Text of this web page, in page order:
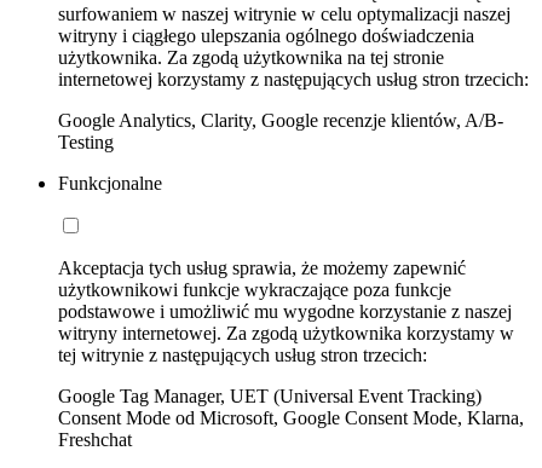
surfowaniem w naszej witrynie w celu optymalizacji naszej
witryny i ciągłego ulepszania ogólnego doświadczenia
użytkownika. Za zgodą użytkownika na tej stronie
internetowej korzystamy z następujących usług stron trzecich:
Google Analytics, Clarity, Google recenzje klientów, A/B-
Testing
Funkcjonalne
Akceptacja tych usług sprawia, że możemy zapewnić
użytkownikowi funkcje wykraczające poza funkcje
podstawowe i umożliwić mu wygodne korzystanie z naszej
witryny internetowej. Za zgodą użytkownika korzystamy w
tej witrynie z następujących usług stron trzecich:
Google Tag Manager, UET (Universal Event Tracking)
Consent Mode od Microsoft, Google Consent Mode, Klarna,
Freshchat